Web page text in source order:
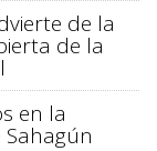
de la
de la
en la